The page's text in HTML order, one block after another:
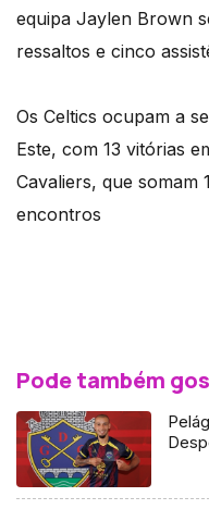
equipa Jaylen Brown
ressaltos e cinco
Os Celtics ocupam a
Este, com 13 vitórias
Cavaliers, que somam
encontros
Pode também